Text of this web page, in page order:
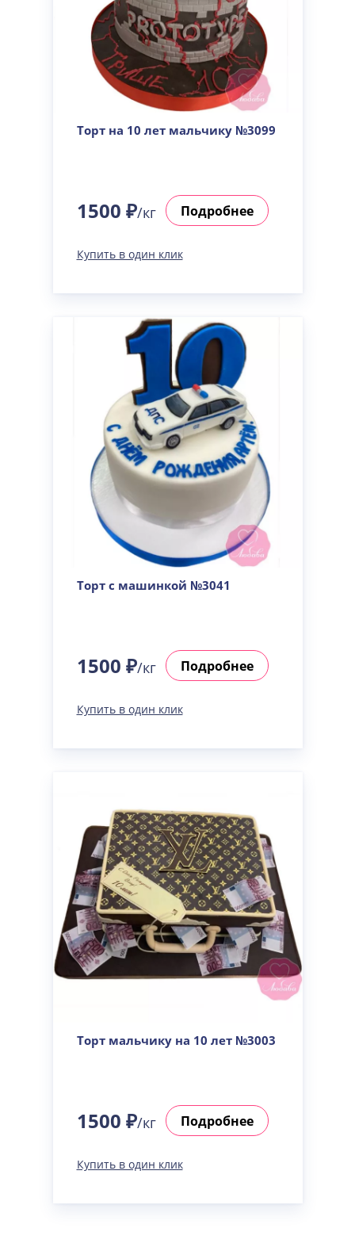
Торт на 10 лет мальчику №3099
1500 ₽/кг Подробнее
Купить в один клик
Торт с машинкой №3041
1500 ₽/кг Подробнее
Купить в один клик
Торт мальчику на 10 лет №3003
1500 ₽/кг Подробнее
Купить в один клик